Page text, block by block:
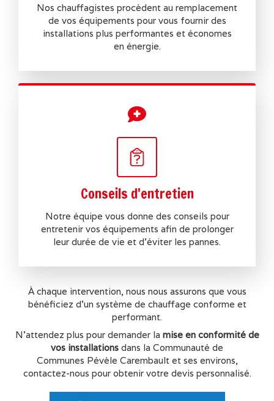
Nos chauffagistes procèdent au remplacement
de vos équipements pour vous fournir des
installations plus performantes et économes
en énergie.
Conseils d'entretien
Notre équipe vous donne des conseils pour
entretenir vos équipements afin de prolonger
leur durée de vie et d'éviter les pannes.
À chaque intervention, nous nous assurons que vous
bénéficiez d’un système de chauffage conforme et
performant.
N'attendez plus pour demander la mise en conformité de
vos installations dans la Communauté de
Communes Pévèle Carembault et ses environs,
contactez-nous pour obtenir votre devis personnalisé.